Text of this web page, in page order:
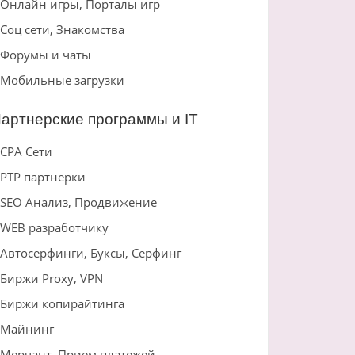
Онлайн игры, Порталы игр
Соц сети, Знакомства
Форумы и чаты
Мобильные загрузки
программы и IT
CPA Сети
PTP партнерки
SEO Анализ, Продвижение
WEB разработчику
Автосерфинги, Буксы, Серфинг
Биржи Proxy, VPN
Биржи копирайтинга
Майнинг